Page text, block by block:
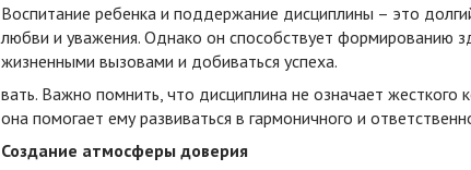
Воспитание ребенка и поддержание дисциплины – это
любви и уважения. Однако он способствует формированию
жизненными вызовами и добиваться успеха.
вать. Важно помнить, что дисциплина не означает жесткого
она помогает ему развиваться в гармоничного и
Создание атмосферы доверия